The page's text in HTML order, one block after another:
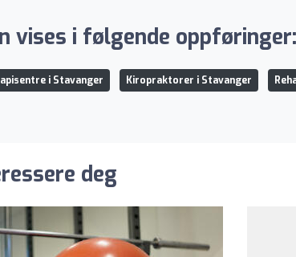
vises i følgende oppføringer:
i Stavanger Kiropraktorer i Stavanger
deg